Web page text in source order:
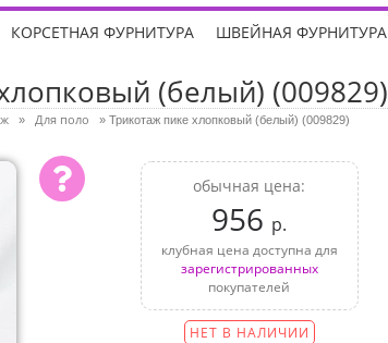
КОРСЕТНАЯ ФУРНИТУРА ШВЕЙНАЯ ФУРНИТУРА
(белый) (009829)
» Для поло » Трикотаж пике хлопковый (белый) (009829)
обычная цена:
956 р.
клубная цена доступна для
зарегистрированных
покупателей
НЕТ В НАЛИЧИИ